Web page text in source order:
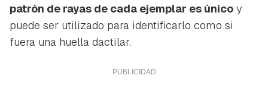
patrón de rayas de cada ejemplar es único y
puede ser utilizado para identificarlo como si
fuera una huella dactilar.